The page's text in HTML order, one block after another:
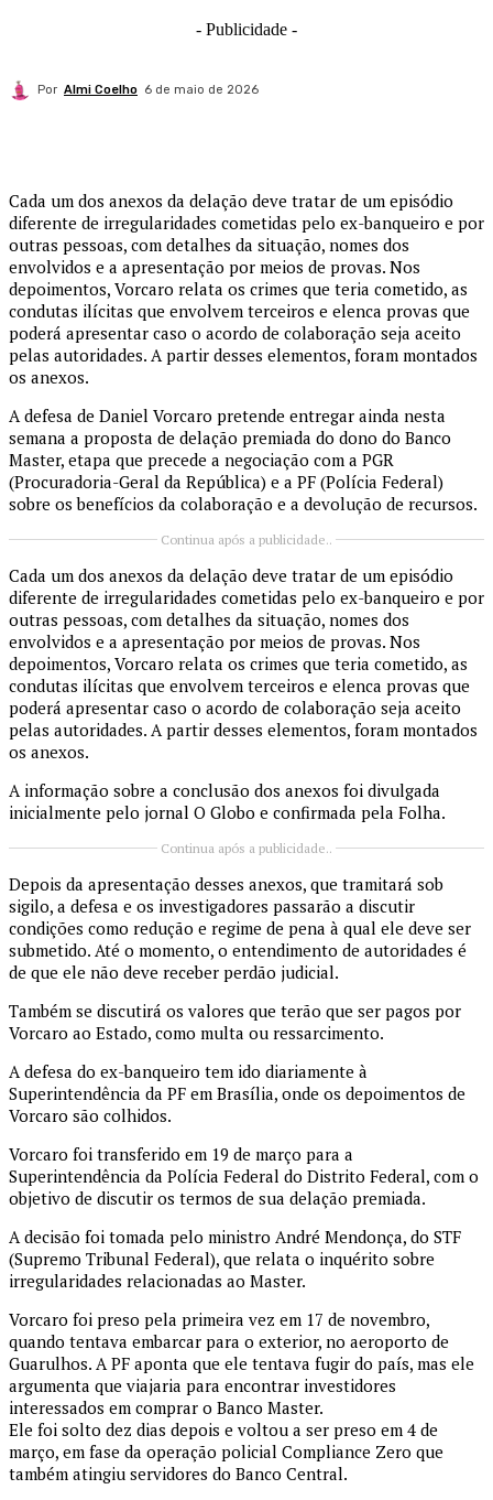
- Publicidade -
Por Almi Coelho 6 de maio de 2026
Cada um dos anexos da delação deve tratar de um episódio
diferente de irregularidades cometidas pelo ex-banqueiro e por
outras pessoas, com detalhes da situação, nomes dos
envolvidos e a apresentação por meios de provas. Nos
depoimentos, Vorcaro relata os crimes que teria cometido, as
condutas ilícitas que envolvem terceiros e elenca provas que
poderá apresentar caso o acordo de colaboração seja aceito
pelas autoridades. A partir desses elementos, foram montados
os anexos.
A defesa de Daniel Vorcaro pretende entregar ainda nesta
semana a proposta de delação premiada do dono do Banco
Master, etapa que precede a negociação com a PGR
(Procuradoria-Geral da República) e a PF (Polícia Federal)
sobre os benefícios da colaboração e a devolução de recursos.
Continua após a publicidade..
Cada um dos anexos da delação deve tratar de um episódio
diferente de irregularidades cometidas pelo ex-banqueiro e por
outras pessoas, com detalhes da situação, nomes dos
envolvidos e a apresentação por meios de provas. Nos
depoimentos, Vorcaro relata os crimes que teria cometido, as
condutas ilícitas que envolvem terceiros e elenca provas que
poderá apresentar caso o acordo de colaboração seja aceito
pelas autoridades. A partir desses elementos, foram montados
os anexos.
A informação sobre a conclusão dos anexos foi divulgada
inicialmente pelo jornal O Globo e confirmada pela Folha.
Continua após a publicidade..
Depois da apresentação desses anexos, que tramitará sob
sigilo, a defesa e os investigadores passarão a discutir
condições como redução e regime de pena à qual ele deve ser
submetido. Até o momento, o entendimento de autoridades é
de que ele não deve receber perdão judicial.
Também se discutirá os valores que terão que ser pagos por
Vorcaro ao Estado, como multa ou ressarcimento.
A defesa do ex-banqueiro tem ido diariamente à
Superintendência da PF em Brasília, onde os depoimentos de
Vorcaro são colhidos.
Vorcaro foi transferido em 19 de março para a
Superintendência da Polícia Federal do Distrito Federal, com o
objetivo de discutir os termos de sua delação premiada.
A decisão foi tomada pelo ministro André Mendonça, do STF
(Supremo Tribunal Federal), que relata o inquérito sobre
irregularidades relacionadas ao Master.
Vorcaro foi preso pela primeira vez em 17 de novembro,
quando tentava embarcar para o exterior, no aeroporto de
Guarulhos. A PF aponta que ele tentava fugir do país, mas ele
argumenta que viajaria para encontrar investidores
interessados em comprar o Banco Master.
Ele foi solto dez dias depois e voltou a ser preso em 4 de
março, em fase da operação policial Compliance Zero que
também atingiu servidores do Banco Central.